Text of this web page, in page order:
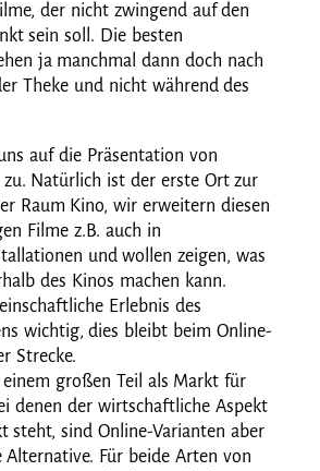
der nicht zwingend auf den
sein soll. Die besten
ja manchmal dann doch nach
Theke und nicht während des
auf die Präsentation von
Natürlich ist der erste Ort zur
Raum Kino, wir erweitern diesen
Filme z.B. auch in
und wollen zeigen, was
des Kinos machen kann.
Erlebnis des
wichtig, dies bleibt beim Online-
Strecke.
einem großen Teil als Markt für
denen der wirtschaftliche Aspekt
sind Online-Varianten aber
Alternative. Für beide Arten von